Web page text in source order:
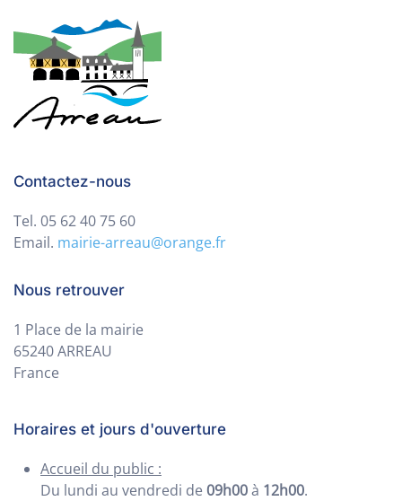
Contactez-nous
Tel. 05 62 40 75 60
Email. mairie-arreau@orange.fr
Nous retrouver
1 Place de la mairie
65240 ARREAU
France
Horaires et jours d'ouverture
Accueil du public :
Du lundi au vendredi de 09h00à 12h00.